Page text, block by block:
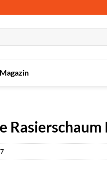
Magazin
Rasierschaum